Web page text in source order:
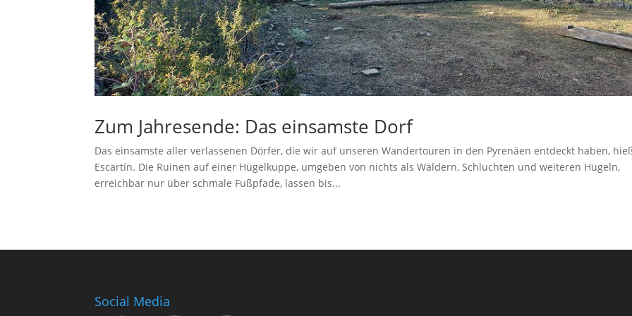
Zum Jahresende: Das einsamste Dorf
Das einsamste aller verlassenen Dörfer, die wir auf unseren Wandertouren in den Pyrenäen entdeckt haben,
Escartín. Die Ruinen auf einer Hügelkuppe, umgeben von nichts als Wäldern, Schluchten und weiteren Hügeln,
erreichbar nur über schmale Fußpfade, lassen bis...
Social Media